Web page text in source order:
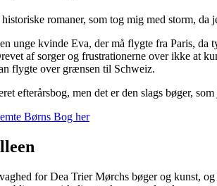
romaner, som tog mig med storm,
unge kvinde Eva, der må flygte fra Paris, da
af sorger og frustrationerne over ikke at
flygte over grænsen til Schweiz.
efterårsbog, men det er den slags bøger,
Børns Bog her
for Dea Trier Mørchs bøger og kunst,